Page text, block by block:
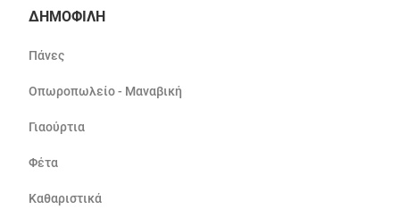
ΔΗΜΟΦΙΛΗ
Πάνες
Οπωροπωλείο - Μαναβική
Γιαούρτια
Φέτα
Καθαριστικά